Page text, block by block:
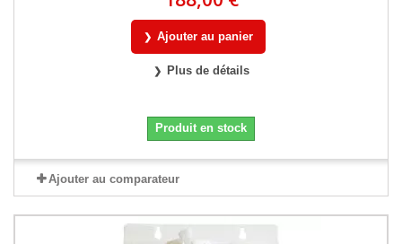
Ajouter au panier
Plus de détails
Produit en stock
Ajouter au comparateur